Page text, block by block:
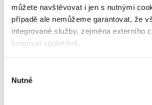
můžete navštěvovat i jen s nutnými
případě ale nemůžeme garantovat, že
integrované služby, zejména externího
fungovat spolehlivě.
souhlasu
Nutné
29 trestní právo